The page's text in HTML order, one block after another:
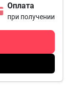
Оплата
при получении